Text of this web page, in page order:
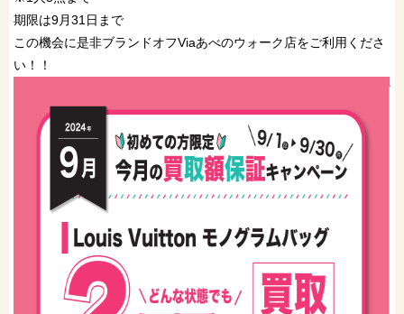
期限は9月31日まで
この機会に是非ブランドオフViaあべのウォーク店をご利用くださ
い！！